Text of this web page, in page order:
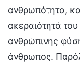
ανθρωπότητα,
ακεραιότητά
ανθρώπινης
άνθρωπος.